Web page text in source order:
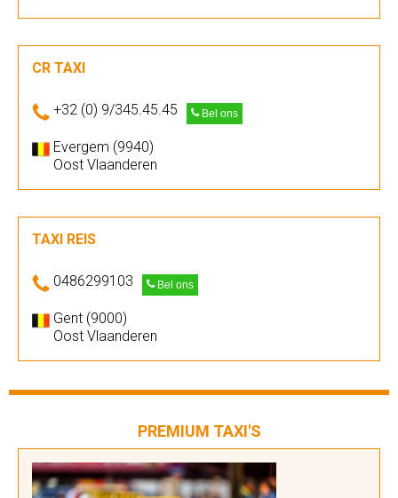
CR TAXI
+32 (0) 9/345.45.45 Bel ons
Evergem (9940)
Oost Vlaanderen
TAXI REIS
0486299103 Bel ons
Gent (9000)
Oost Vlaanderen
PREMIUM TAXI'S